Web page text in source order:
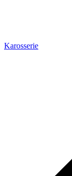
Karosserie